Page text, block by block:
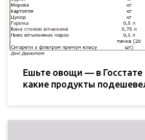
Ешьте овощи — в Госстате
какие продукты